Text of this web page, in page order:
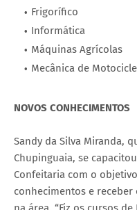
Frigorífico
Informática
Máquinas Agrícolas
Mecânica de
NOVOS CONHECIMENTOS
Sandy da Silva Miranda,
Chupinguaia, se
Confeitaria com o
conhecimentos e